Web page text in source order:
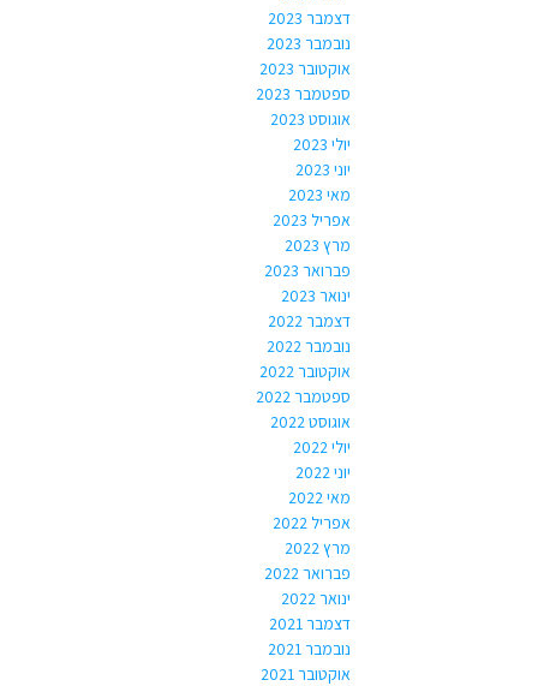
דצמבר 2023
נובמבר 2023
אוקטובר 2023
ספטמבר 2023
אוגוסט 2023
יולי 2023
יוני 2023
מאי 2023
אפריל 2023
מרץ 2023
פברואר 2023
ינואר 2023
דצמבר 2022
נובמבר 2022
אוקטובר 2022
ספטמבר 2022
אוגוסט 2022
יולי 2022
יוני 2022
מאי 2022
אפריל 2022
מרץ 2022
פברואר 2022
ינואר 2022
דצמבר 2021
נובמבר 2021
אוקטובר 2021